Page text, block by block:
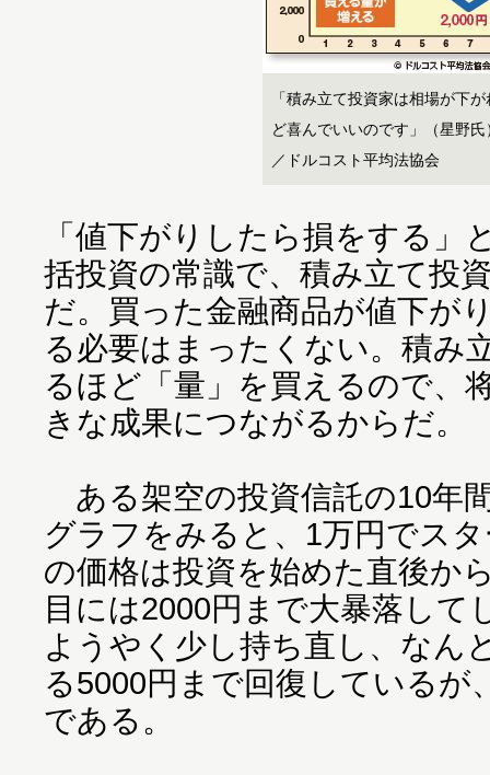
「積み立て投資家は相場が下
ど喜んでいいのです」（星野
／ドルコスト平均法協会
「値下がりしたら損をする」
括投資の常識で、積み立て投
だ。買った金融商品が値下が
る必要はまったくない。積み
るほど「量」を買えるので、
きな成果につながるからだ。
ある架空の投資信託の10年
グラフをみると、1万円でス
の価格は投資を始めた直後か
目には2000円まで大暴落して
ようやく少し持ち直し、なん
る5000円まで回復しているが
である。